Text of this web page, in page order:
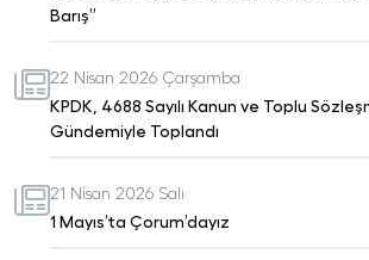
Barış”
22 Nisan 2026 Çarşamba
KPDK, 4688 Sayılı Kanun ve Toplu
Gündemiyle Toplandı
21 Nisan 2026 Salı
1 Mayıs’ta Çorum’dayız